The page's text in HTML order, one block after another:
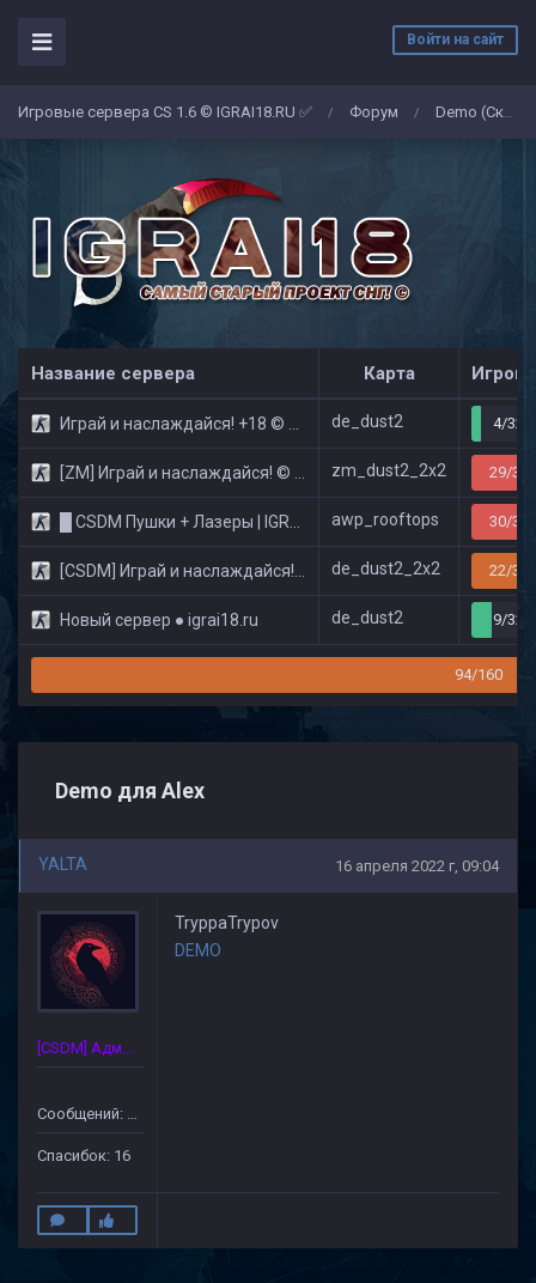
Войти на сайт
Игровые сервера CS 1.6 © IGRAI18.RU ✅ / Форум / Demo (Скриншоты)
Название сервера Карта
Играй и наслаждайся! +18 © Public de_dust2 4/32
[ZM] Играй и наслаждайся! © Zombie Show zm_dust2_2x2 29/32
█ CSDM Пушки + Лазеры | IGRAI18.RU ツ █ awp_rooftops 30/32
[CSDM] Играй и наслаждайся! © Classic de_dust2_2x2 22/32
Новый сервер ● igrai18.ru de_dust2 9/32
94/160
Demo для Alex
YALTA 16 апреля 2022 г, 09:04
[CSDM] Администратор
Сообщений: 175
Спасибок: 16
TryppaTrypov
DEMO